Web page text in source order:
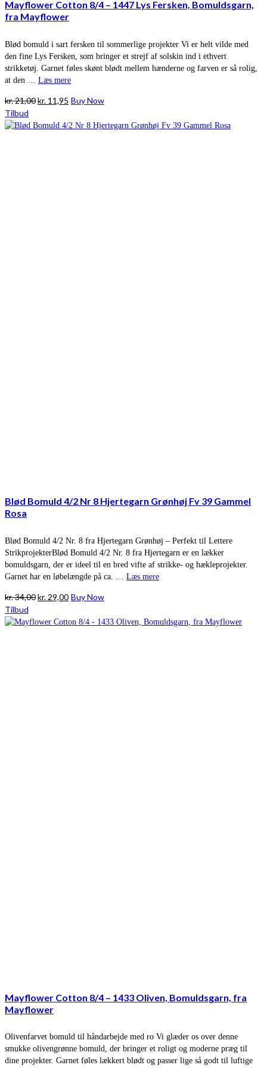
Mayflower Cotton 8/4 – 1447 Lys Fersken, Bomuldsgarn,
fra Mayflower
Blød bomuld i sart fersken til sommerlige projekter Vi er helt vilde med
den fine Lys Fersken, som bringer et strejf af solskin ind i ethvert
strikketøj. Garnet føles skønt blødt mellem hænderne og farven er så rolig,
at den … Læs mere
kr.21,00Den
pris
kr. 11,95 Den
pris
Buy Now
Tilbud
Blød Bomuld 4/2 Nr 8 Hjertegarn Grønhøj Fv 39 Gammel
Rosa
Blød Bomuld 4/2 Nr. 8 fra Hjertegarn Grønhøj – Perfekt til Lettere
StrikprojekterBlød Bomuld 4/2 Nr. 8 fra Hjertegarn er en lækker
bomuldsgarn, der er ideel til en bred vifte af strikke- og hækleprojekter.
Garnet har en løbelængde på ca. … Læs mere
kr.34,00Den
pris
kr. 29,00Den
pris
Buy Now
Tilbud
Mayflower Cotton 8/4 – 1433 Oliven, Bomuldsgarn, fra
Mayflower
Olivenfarvet bomuld til håndarbejde med ro Vi glæder os over denne
smukke olivengrønne bomuld, der bringer et roligt og moderne præg til
dine projekter. Garnet føles lækkert blødt og passer lige så godt til luftige